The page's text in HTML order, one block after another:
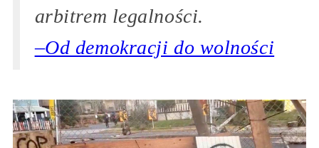
arbitrem legalności.
–Od demokracji do wolności